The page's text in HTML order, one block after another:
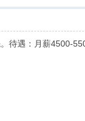
待遇：月薪4500-